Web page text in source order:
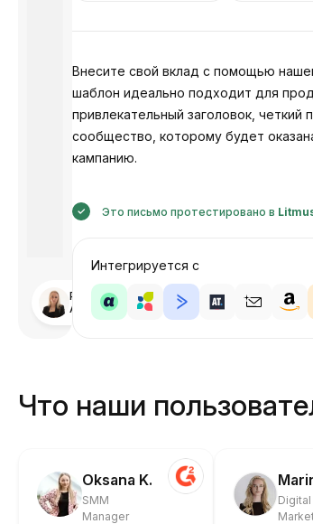
Разработано
Анастасия
Внесите свой вклад с помощью
шаблон идеально подходит для
привлекательный заголовок,
сообщество, которому будет
кампанию.
Это письмо протестировано в
Интегрируется с
Что наши
Oksana K.
SMM
Manager
Digital